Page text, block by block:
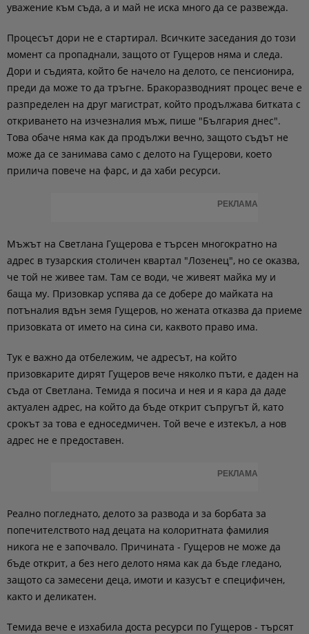
уважение към съда, а и май не иска много да се развежда.
Процесът дори не е стартирал. Всичките заседания до този
момент са пропаднали, защото от Гущеров няма и следа.
Дори и съдията, който бе начело на делото, се пенсионира,
преди да може то да тръгне. Бракоразводният процес вече е
разпределен на друг магистрат, който продължава битката с
откриването на изчезналия мъж, пише "България днес".
Това обаче няма как да продължи вечно, защото съдът не
може да се занимава само с делото на Гущерови, което
прилича повече на фарс, и да хаби ресурси.
РЕКЛАМА
Мъжът на Светлана Гущерова е търсен многократно на
адрес в тузарския столичен квартал "Лозенец", но се оказва,
че той не живее там. Там се води, че живеят майка му и
баща му. Призовкар успява да се добере до майката на
потъналия вдън земя Гущеров, но жената отказва да приеме
призовката от името на сина си, каквото право има.
Тук е важно да отбележим, че адресът, на който
призовкарите дирят Гущеров вече няколко пъти, е даден на
съда от Светлана. Темида я посича и нея и я кара да даде
актуален адрес, на който да бъде открит съпругът й, като
срокът за това е едноседмичен. Той вече е изтекъл, а нов
адрес не е предоставен.
РЕКЛАМА
Реално погледнато, делото за развода и за борбата за
попечителството над децата на колоритната фамилия
никога не е започвало. Причината - Гущеров не може да
бъде открит, а без него делото няма как да бъде гледано,
защото са замесени деца, имоти и казусът е специфичен,
както и деликатен.
Темида вече е изхабила доста ресурси по Гущеров - търсят